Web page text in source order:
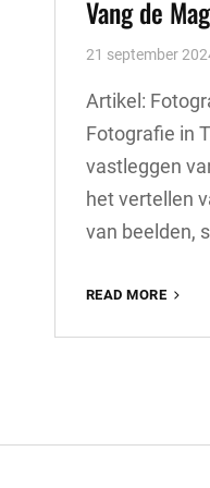
Vang de
21 september
Artikel:
Fotografie in
vastleggen
het vertellen
van beelden,
READ MORE
IN